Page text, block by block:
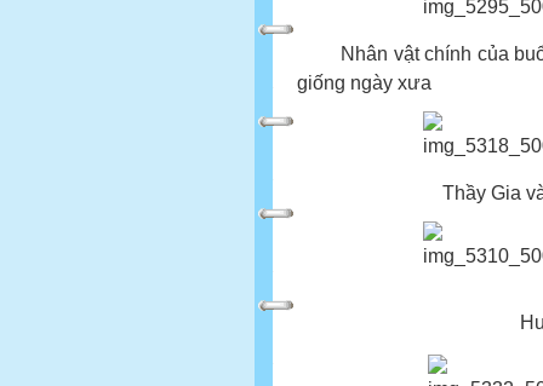
Nhân vật chính của buổi
giống ngày xưa
Thầy Gia và cô
Huế- Tình